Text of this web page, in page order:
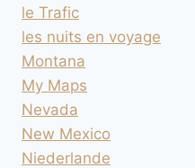
le Trafic
les nuits en voyage
Montana
My Maps
Nevada
New Mexico
Niederlande